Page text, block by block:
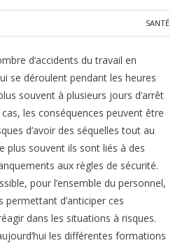
SANTÉ
d’accidents du travail en
se déroulent pendant les heures
souvent à plusieurs jours d’arrêt
les conséquences peuvent être
d’avoir des séquelles tout au
plus souvent ils sont liés à des
aux règles de sécurité.
pour l’ensemble du personnel,
d’anticiper ces
dans les situations à risques.
les différentes formations